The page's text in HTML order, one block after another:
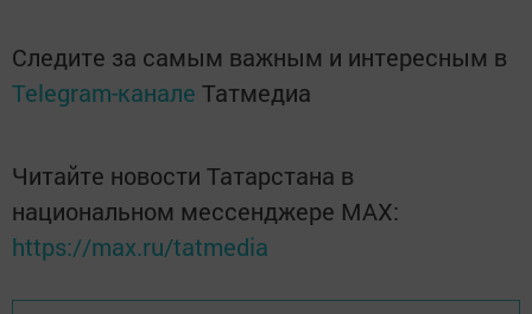
Следите за самым важным и интересным в
Telegram-канале Татмедиа
Читайте новости Татарстана в
национальном мессенджере MАХ:
https://max.ru/tatmedia